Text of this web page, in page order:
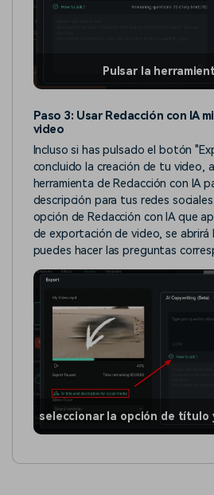
Pulsar la
Paso 3: Usar Redacción con IA
video
Incluso si has pulsado el botón
concluido la creación de tu video,
herramienta de Redacción con IA
descripción para tus redes
opción de Redacción con IA que
de exportación de video, se abrirá
puedes hacer las preguntas
seleccionar la opción de título